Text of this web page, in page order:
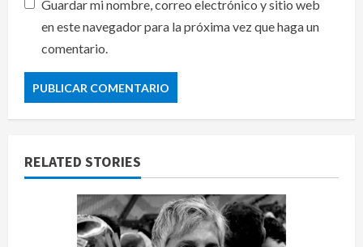
Guardar mi nombre, correo electrónico y sitio web
en este navegador para la próxima vez que haga un
comentario.
RELATED STORIES